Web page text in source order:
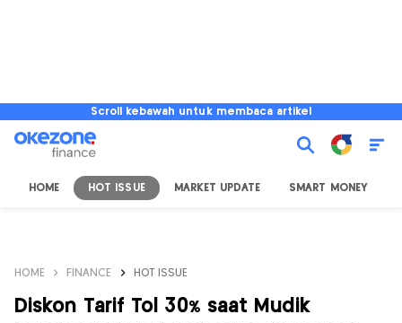
Scroll kebawah untuk membaca artikel
HOME HOT ISSUE MARKET UPDATE SMART MONEY
HOME FINANCE HOT ISSUE
Diskon Tarif Tol 30% saat Mudik